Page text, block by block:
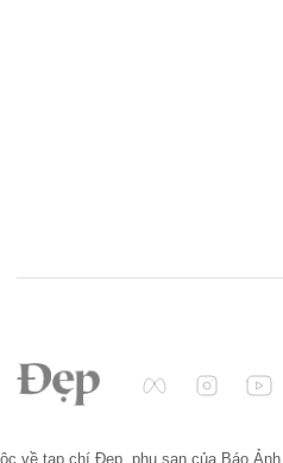
về tạp chí Đẹp, phụ san của Báo